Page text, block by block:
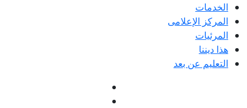
الخدمات
المركز الإعلامى
المرئيات
هذا ديننا
التعليم عن بعد